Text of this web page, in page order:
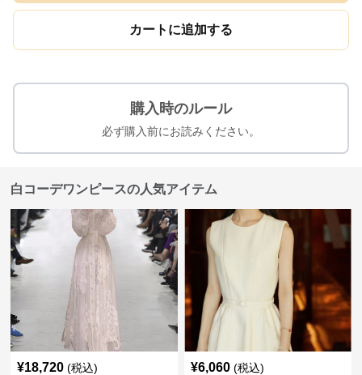
カートに追加する
購入時のルール
必ず購入前にお読みください。
白コーデワンピースの人気アイテム
¥18,720 (税込) ¥6,060 (税込)